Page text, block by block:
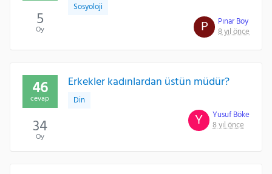
Sosyoloji
P
Pınar Boy
8 yıl önce
5
Oy
Erkekler kadınlardan üstün müdür?
Din
Y
Yusuf Böke
8 yıl önce
46
cevap
34
Oy